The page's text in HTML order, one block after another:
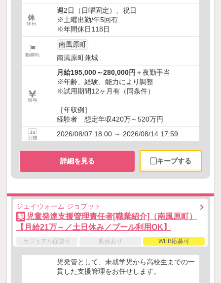
週2日（日曜固定）、祝日
※土曜出勤/年5回有
※年間休日118日
南風原町
南風原町兼城
月給195,000～280,000円 ＋夜勤手当
※年齢、経験、能力により調整
※試用期間12ヶ月有（同条件）
［年収例］
経験者 想定年収420万～520万円
2026/08/07 18:00 ～ 2026/08/14 17:59
詳細を見る キープする
ジェイウォーム ジョブット
契 児童発達支援管理責任者[職業紹介]（南風原町）
【月給21万～／土日休み／プール利用OK】
カジュアル面談可 動画あり WEB応募可
児発管として、未就学児から高校生までの一
貫した支援管理をお任せします。